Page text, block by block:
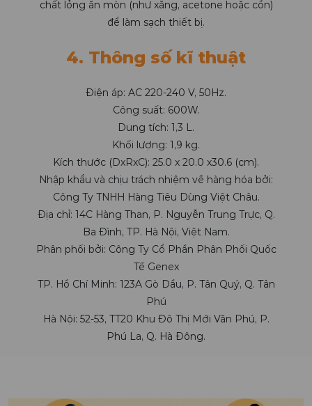
chất lỏng ăn mòn (như xăng, acetone hoặc cồn)
để làm sạch thiết bị.
4. Thông số kĩ thuật
Điện áp: AC 220-240 V, 50Hz.
Công suất: 600W.
Dung tích: 1,3 L.
Khối lượng: 1,9 kg.
Kích thước (DxRxC): 25.0 x 20.0 x30.6 (cm).
Nhập khẩu và chịu trách nhiệm về hàng hóa bởi:
Công Ty TNHH Hàng Tiêu Dùng Việt Châu.
Địa chỉ: 14C Hàng Than, P. Nguyễn Trung Trực, Q.
Ba Đình, TP. Hà Nội, Việt Nam.
Phân phối bởi: Công Ty Cổ Phần Phân Phối Quốc
Tế Genex
TP. Hồ Chí Minh: 123A Gò Dầu, P. Tân Quý, Q. Tân
Phú
Hà Nội: 52-53, TT20 Khu Đô Thị Mới Văn Phú, P.
Phú La, Q. Hà Đông.